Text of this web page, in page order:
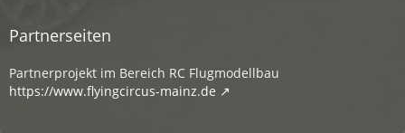
Partnerseiten
Partnerprojekt im Bereich RC Flugmodellbau
https://www.flyingcircus-mainz.de